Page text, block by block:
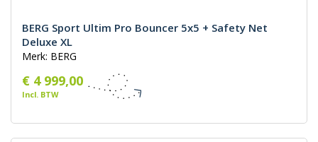
BERG Sport Ultim Pro Bouncer 5x5 + Safety Net
Deluxe XL
Merk: BERG
€ 4 999,00
Incl. BTW